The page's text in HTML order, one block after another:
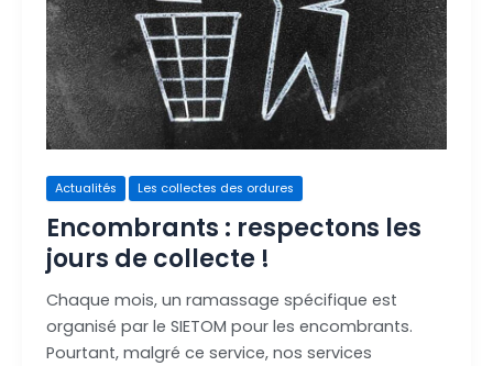
Actualités Les collectes des ordures
Encombrants : respectons les
jours de collecte !
Chaque mois, un ramassage spécifique est
organisé par le SIETOM pour les encombrants.
Pourtant, malgré ce service, nos services
collecte
!